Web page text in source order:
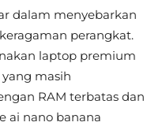
dalam menyebarkan
perangkat.
laptop premium
masih
RAM terbatas dan
ai nano banana